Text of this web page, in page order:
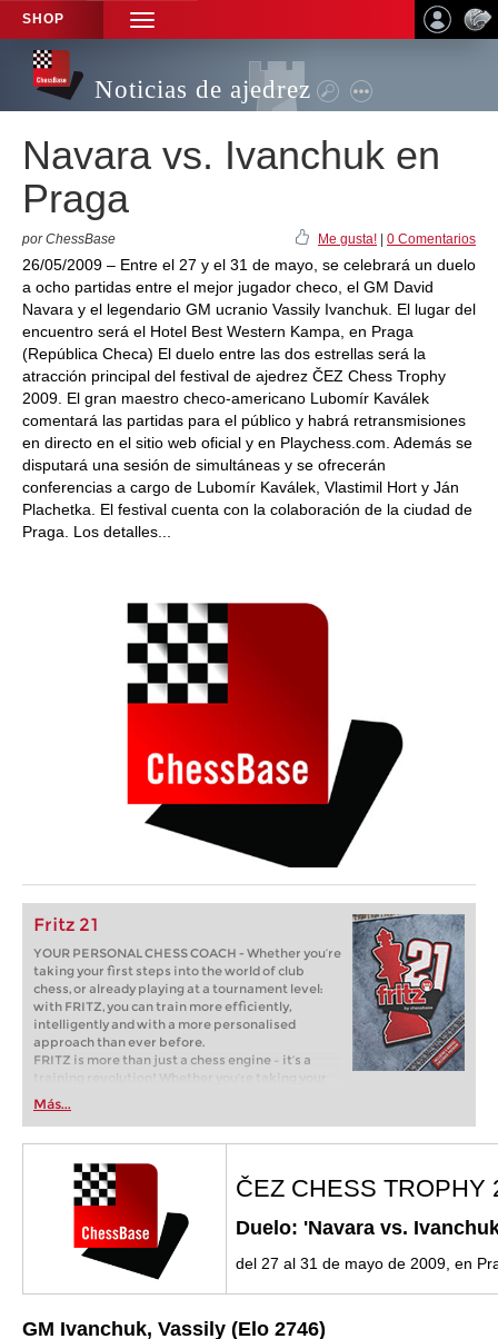
SHOP
TOGGLE
NAVIGATION
Noticias de ajedrez
Navara vs. Ivanchuk en
Praga
por ChessBase Me gusta! 0 Comentarios
26/05/2009 – Entre el 27 y el 31 de mayo, se celebrará un duelo
a ocho partidas entre el mejor jugador checo, el GM David
Navara y el legendario GM ucranio Vassily Ivanchuk. El lugar del
encuentro será el Hotel Best Western Kampa, en Praga
(República Checa) El duelo entre las dos estrellas será la
atracción principal del festival de ajedrez ČEZ Chess Trophy
2009. El gran maestro checo-americano Lubomír Kaválek
comentará las partidas para el público y habrá retransmisiones
en directo en el sitio web oficial y en Playchess.com. Además se
disputará una sesión de simultáneas y se ofrecerán
conferencias a cargo de Lubomír Kaválek, Vlastimil Hort y Ján
Plachetka. El festival cuenta con la colaboración de la ciudad de
Praga. Los detalles...
Fritz 21
YOUR PERSONAL CHESS COACH - Whether you’re
taking your first steps into the world of club
chess, or already playing at a tournament level:
with FRITZ, you can train more efficiently,
intelligently and with a more personalised
approach than ever before.
FRITZ is more than just a chess engine – it’s a
training revolution! Whether you’re taking your
first steps into the world of club chess, or already
playing at a tournament level: with FRITZ, you can
train more efficiently, intelligently and with a
more personalised approach than ever before.
Más...
ČEZ CHESS TROPHY
Duelo: 'Navara vs.
del 27 al 31 de mayo de 2009, en
GM Ivanchuk, Vassily (Elo 2746)